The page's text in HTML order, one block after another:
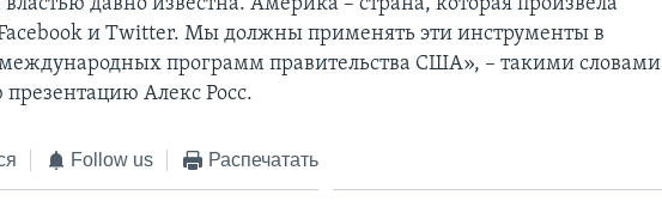
и Twitter. Мы должны применять эти инструменты в
программ правительства США», – такими словами
Алекс Росс.
Follow us Распечатать